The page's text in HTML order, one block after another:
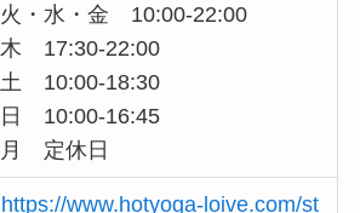
火・水・金 10:00-22:00
木 17:30-22:00
土 10:00-18:30
日 10:00-16:45
月 定休日
https://www.hotyoga-loive.com/st